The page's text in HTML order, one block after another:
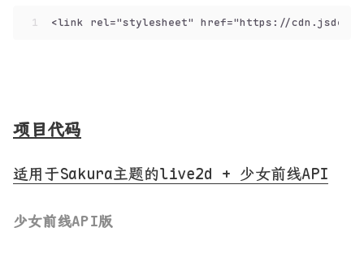
1 <link rel="stylesheet" href="https://
项目代码
适用于Sakura主题的live2d + 少女前线API
少女前线API版